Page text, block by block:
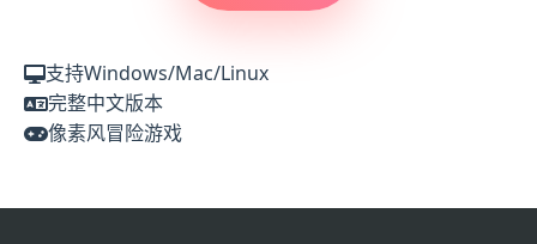
支持Windows/Mac/Linux
完整中文版本
像素风冒险游戏